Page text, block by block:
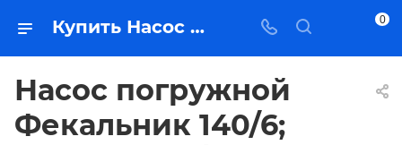
Купить Насос погружной Фекальник 140/6; 400Вт; 140л/мин; Н=6м; погр 8м; разм частиц 35мм Джилекс в Якутске — цена, характеристики, подбор | Востоктехторг 0
Насос погружной
Фекальник 140/6;